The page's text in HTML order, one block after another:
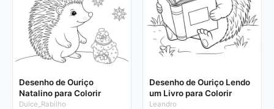
Desenho de Ouriço
Natalino para Colorir
Dulce_Rabilho
Desenho de Ouriço Lendo
um Livro para Colorir
Leandro